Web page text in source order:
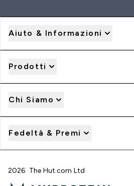
Aiuto & Informazioni
Prodotti
Chi Siamo
Fedeltà & Premi
2026 The Hut.com Ltd